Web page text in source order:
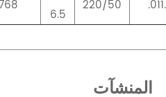
6.5
220/50
المنشآت